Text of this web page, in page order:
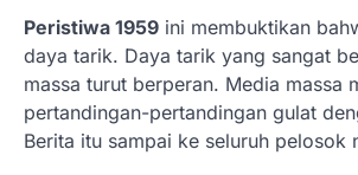
Peristiwa 1959 ini membuktikan
daya tarik. Daya tarik yang sangat
massa turut berperan. Media massa
pertandingan-pertandingan gulat
Berita itu sampai ke seluruh pelosok